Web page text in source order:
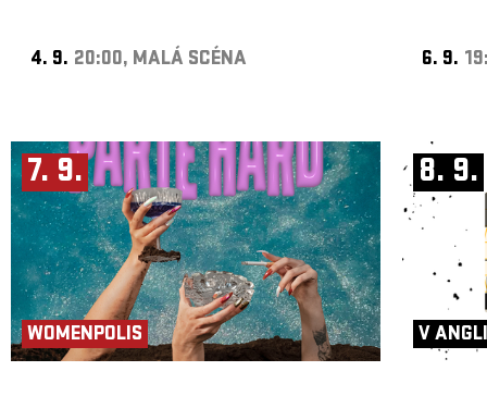
4. 9. 20:00, MALÁ SCÉNA 6. 9.
7. 9.
WOMENPOLIS
8. 9.
V